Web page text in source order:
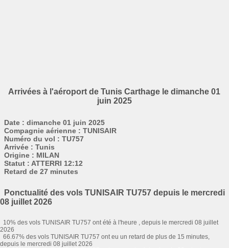
Arrivées à l'aéroport de Tunis Carthage le dimanche 01
juin 2025
Date : dimanche 01 juin 2025
Compagnie aérienne : TUNISAIR
Numéro du vol : TU757
Arrivée : Tunis
Origine : MILAN
Statut : ATTERRI 12:12
Retard de 27 minutes
Ponctualité des vols TUNISAIR TU757 depuis le mercredi
08 juillet 2026
10% des vols TUNISAIR TU757 ont été à l'heure , depuis le mercredi 08 juillet
2026
66.67% des vols TUNISAIR TU757 ont eu un retard de plus de 15 minutes,
depuis le mercredi 08 juillet 2026